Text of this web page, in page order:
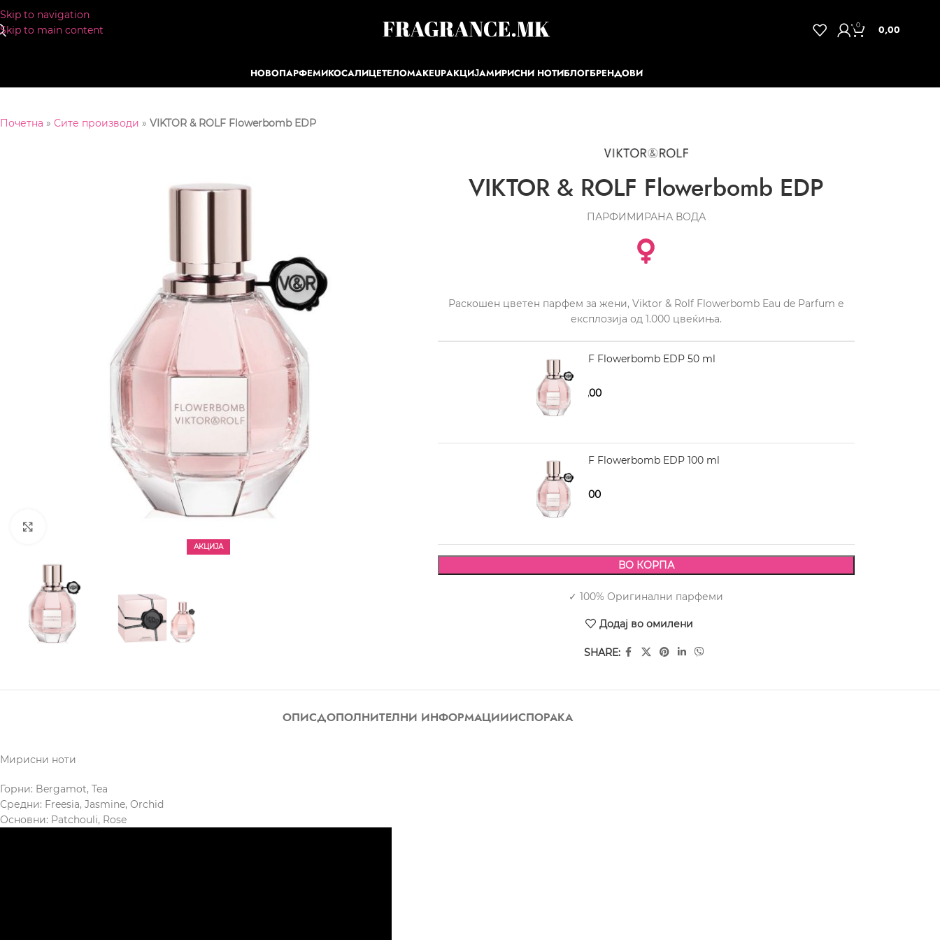
Skip to navigation
Skip to main content
0 0,00
НОВОПАРФЕМИКОСАЛИЦЕТЕЛОMAKEUPАКЦИЈАМИРИСНИ НОТИБЛОГБРЕНДОВИ
Почетна » Сите производи » VIKTOR & ROLF Flowerbomb EDP
АКЦИЈА
VIKTOR & ROLF Flowerbomb EDP
ПАРФИМИРАНА ВОДА
Раскошен цветен парфем за жени, Viktor & Rolf Flowerbomb Eau de Parfum е
експлозија од 1.000 цвеќиња.
VIKTOR & ROLF Flowerbomb EDP 50 ml
5.480,004.870,00
VIKTOR & ROLF Flowerbomb EDP 100 ml
6.870,005.870,00
ВО КОРПА
✓ 100% Оригинални парфеми
Додај во омилени
SHARE:
ОПИСДОПОЛНИТЕЛНИ ИНФОРМАЦИИИСПОРАКА
Мирисни ноти
Горни: Bergamot, Tea
Средни: Freesia, Jasmine, Orchid
Основни: Patchouli, Rose